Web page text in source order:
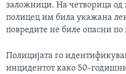
заложници. На четворица од
полицец им била укажана
повредите не биле опасни по
Полицијата го
инцидентот како 50-